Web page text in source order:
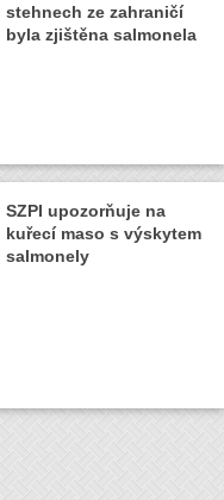
stehnech ze zahraničí
byla zjištěna salmonela
SZPI upozorňuje na
kuřecí maso s výskytem
salmonely